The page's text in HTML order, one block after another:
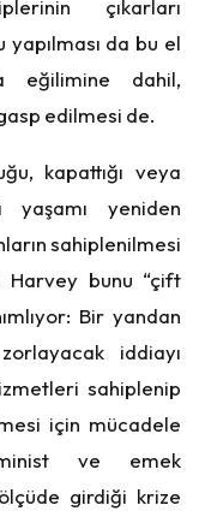
çıkarları
da bu el
eğilimine dahil,
edilmesi de.
kapattığı veya
yaşamı yeniden
sahiplenilmesi
bunu “çift
Bir yandan
iddiayı
sahiplenip
için mücadele
ve emek
girdiği krize